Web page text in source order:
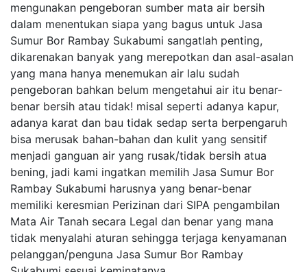
mengunakan pengeboran sumber mata air bersih
dalam menentukan siapa yang bagus untuk Jasa
Sumur Bor Rambay Sukabumi sangatlah penting,
dikarenakan banyak yang merepotkan dan asal-asalan
yang mana hanya menemukan air lalu sudah
pengeboran bahkan belum mengetahui air itu benar-
benar bersih atau tidak! misal seperti adanya kapur,
adanya karat dan bau tidak sedap serta berpengaruh
bisa merusak bahan-bahan dan kulit yang sensitif
menjadi ganguan air yang rusak/tidak bersih atua
bening, jadi kami ingatkan memilih Jasa Sumur Bor
Rambay Sukabumi harusnya yang benar-benar
memiliki keresmian Perizinan dari SIPA pengambilan
Mata Air Tanah secara Legal dan benar yang mana
tidak menyalahi aturan sehingga terjaga kenyamanan
pelanggan/penguna Jasa Sumur Bor Rambay